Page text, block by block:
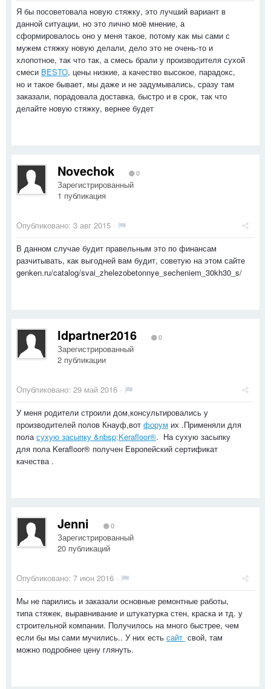
Я бы посоветовала новую стяжку, это лучший вариант в
данной ситуации, но это лично моё мнение, а
сформировалось оно у меня такое, потому как мы сами с
мужем стяжку новую делали, дело это не очень-то и
хлопотное, так что так, а смесь брали у производителя сухой
смеси BESTO, цены низкие, а качество высокое, парадокс,
но и такое бывает, мы даже и не задумывались, сразу там
заказали, порадовала доставка, быстро и в срок, так что
делайте новую стяжку, вернее будет
Novechok 0
Зарегистрированный
1 публикация
Опубликовано: 3 авг 2015 ·
В данном случае будит правельным это по финансам
разчитывать, как выгодней вам будит, советую на этом сайте
genken.ru/catalog/svai_zhelezobetonnye_secheniem_30kh30_s/
ldpartner2016 0
Зарегистрированный
2 публикации
Опубликовано: 29 май 2016 ·
У меня родители строили дом,консультировались у
производителей полов Кнауф,вот форум их .Применяли для
поласухую засыпку &nbsp;Kerafloor®. На сухую засыпку
для пола Kerafloor® получен Европейский сертификат
качества .
Jenni 0
Зарегистрированный
20 публикаций
Опубликовано: 7 июн 2016 ·
Мы не парились и заказали основные ремонтные работы,
типа стяжек, выравнивание и штукатурка стен, краска и тд. у
строительной компании. Получилось на много быстрее, чем
если бы мы сами мучились.. У них есть сайт свой, там
можно подробнее цену глянуть.